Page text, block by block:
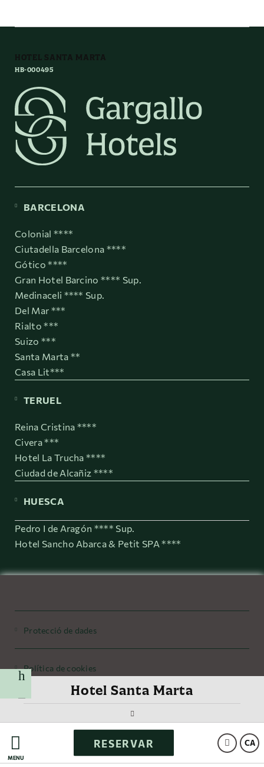
MENÚ
CA
RESERVAR
Hotel Santa Marta
HOTEL SANTA MARTA
HB-000495
BARCELONA
Colonial ****
Ciutadella Barcelona ****
Gótico ****
Gran Hotel Barcino **** Sup.
Medinaceli **** Sup.
Del Mar ***
Rialto ***
Suizo ***
Santa Marta **
Casa Lit***
TERUEL
Reina Cristina ****
Civera ***
Hotel La Trucha ****
Ciudad de Alcañiz ****
HUESCA
Pedro I de Aragón **** Sup.
Hotel Sancho Abarca & Petit SPA ****
Protecció de dades
Política de cookies
Avis legal